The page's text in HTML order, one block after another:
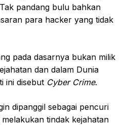
pandang bulu bahkan
para hacker yang tidak
pada dasarnya bukan milik
dan dalam Dunia
ini disebut Cyber Crime.
dipanggil sebagai pencuri
tindak kejahatan